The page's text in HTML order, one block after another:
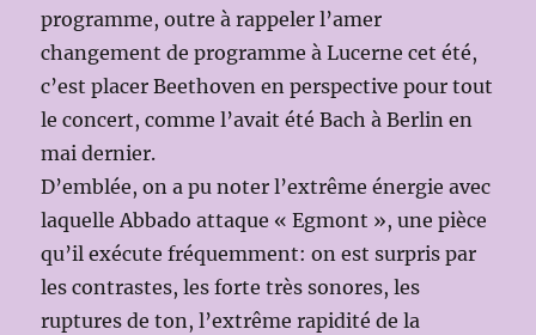
programme, outre à rappeler l’amer
changement de programme à Lucerne cet été,
c’est placer Beethoven en perspective pour tout
le concert, comme l’avait été Bach à Berlin en
mai dernier.
D’emblée, on a pu noter l’extrême énergie avec
laquelle Abbado attaque « Egmont », une pièce
qu’il exécute fréquemment: on est surpris par
les contrastes, les forte très sonores, les
ruptures de ton, l’extrême rapidité de la